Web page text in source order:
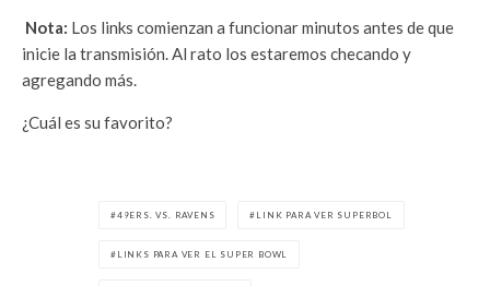
Nota: Los links comienzan a funcionar minutos antes de que
inicie la transmisión. Al rato los estaremos checando y
agregando más.
¿Cuál es su favorito?
49ERS. VS. RAVENS LINK PARA VER SUPERBOL
LINKS PARA VER EL SUPER BOWL